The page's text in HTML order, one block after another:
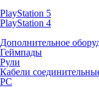
PlayStation 5
PlayStation 4
Дополнительное
Геймпады
Рули
Кабели
PC